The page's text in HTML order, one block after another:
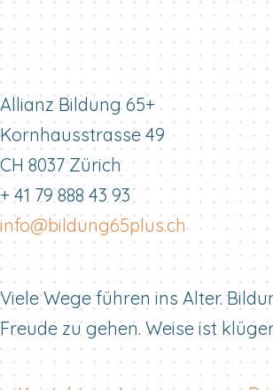
Allianz Bildung 65+
Kornhausstrasse 49
CH 8037 Zürich
+ 41 79 888 43 93
info@bildung65plus.ch
Viele Wege führen ins Alter.
Freude zu gehen. Weise ist